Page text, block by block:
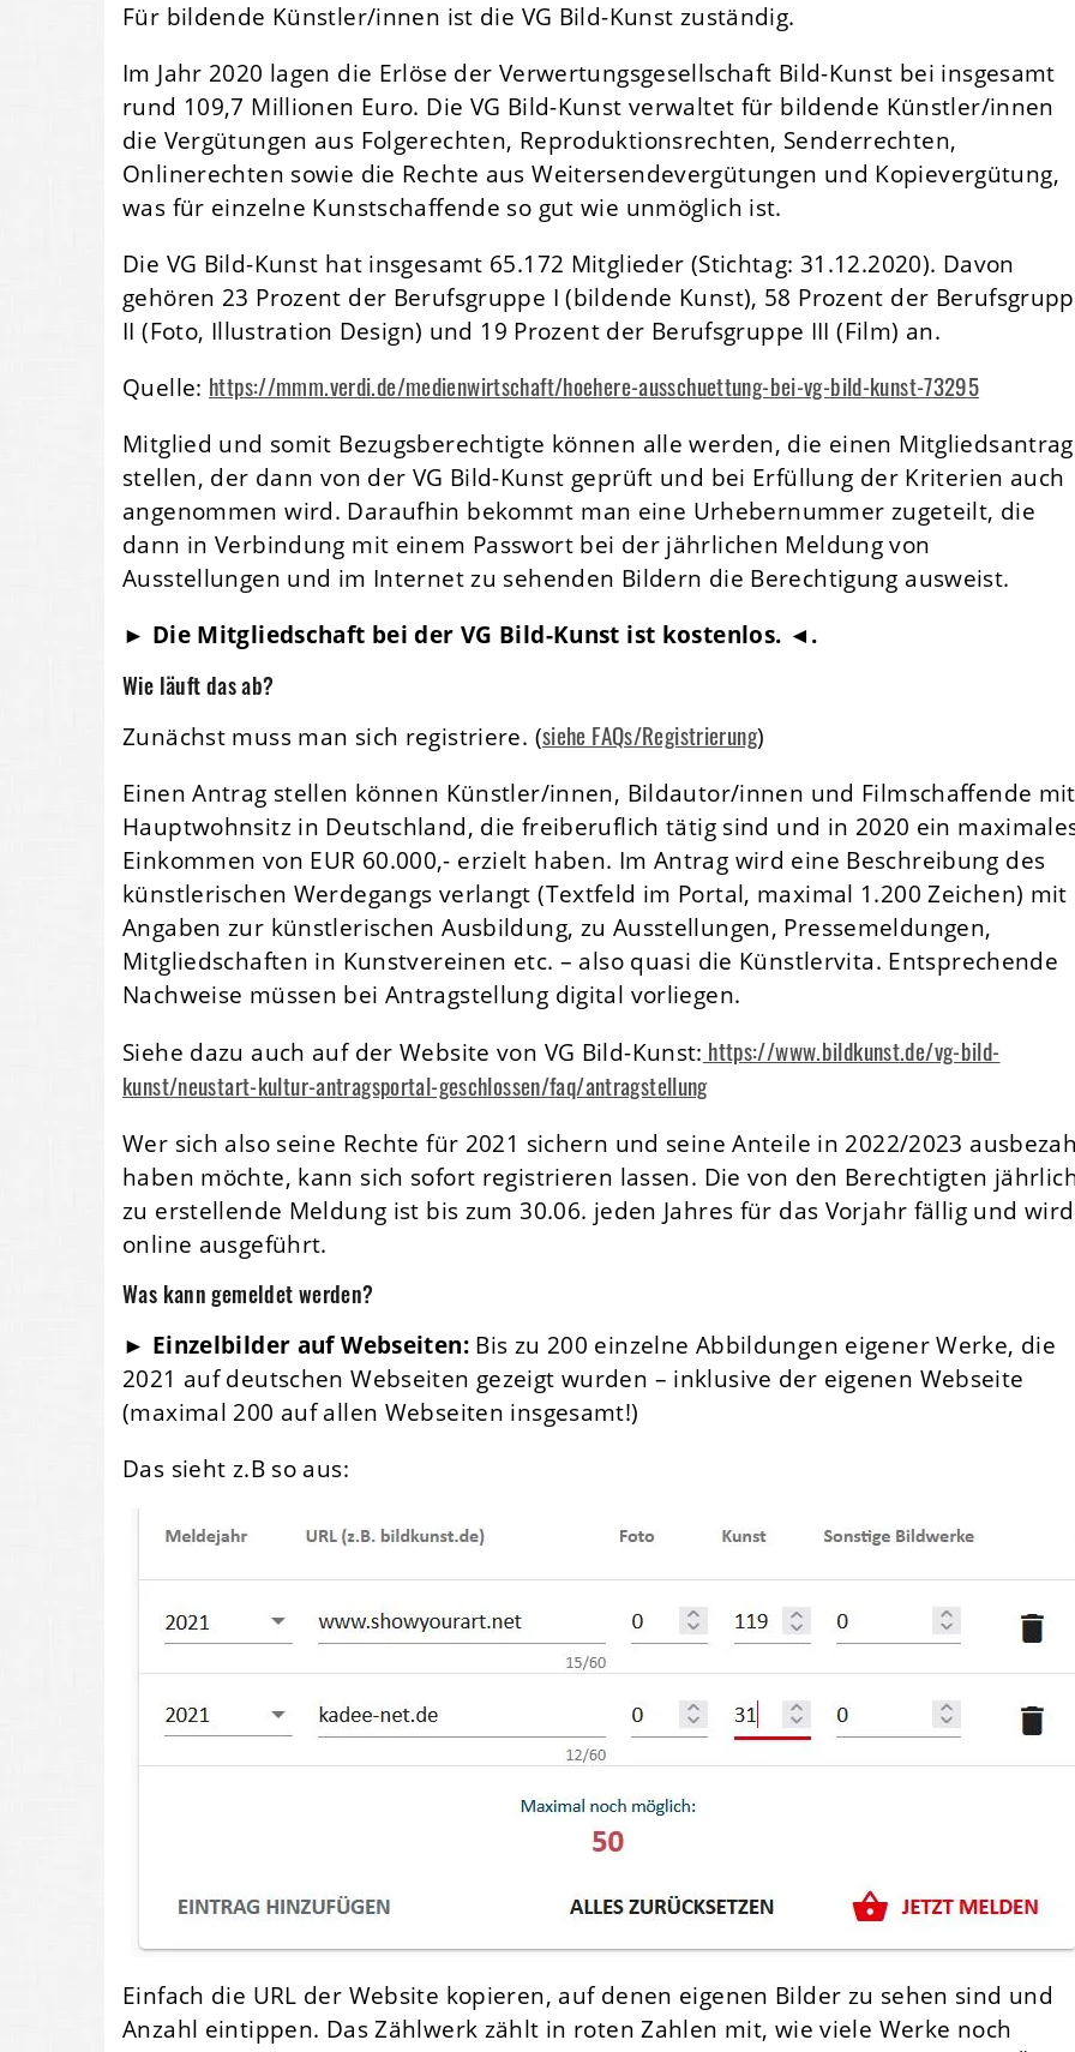
Für bildende Künstler/innen ist die VG Bild-Kunst zuständig.
Im Jahr 2020 lagen die Erlöse der Verwertungsgesellschaft Bild-Kunst bei insgesamt
rund 109,7 Millionen Euro. Die VG Bild-Kunst verwaltet für bildende Künstler/innen
die Vergütungen aus Folgerechten, Reproduktionsrechten, Senderrechten,
Onlinerechten sowie die Rechte aus Weitersendevergütungen und Kopievergütung,
was für einzelne Kunstschaffende so gut wie unmöglich ist.
Die VG Bild-Kunst hat insgesamt 65.172 Mitglieder (Stichtag: 31.12.2020). Davon
gehören 23 Prozent der Berufsgruppe I (bildende Kunst), 58 Prozent der
II (Foto, Illustration Design) und 19 Prozent der Berufsgruppe III (Film) an.
Quelle: https://mmm.verdi.de/medienwirtschaft/hoehere-ausschuettung-bei-vg-bild-kunst-73295
Mitglied und somit Bezugsberechtigte können alle werden, die einen Mitgliedsantrag
stellen, der dann von der VG Bild-Kunst geprüft und bei Erfüllung der Kriterien auch
angenommen wird. Daraufhin bekommt man eine Urhebernummer zugeteilt, die
dann in Verbindung mit einem Passwort bei der jährlichen Meldung von
Ausstellungen und im Internet zu sehenden Bildern die Berechtigung ausweist.
► Die Mitgliedschaft bei der VG Bild-Kunst ist kostenlos. ◄.
Wie läuft das ab?
Zunächst muss man sich registriere. (siehe FAQs/Registrierung)
Einen Antrag stellen können Künstler/innen, Bildautor/innen und Filmschaffende mit
Hauptwohnsitz in Deutschland, die freiberuflich tätig sind und in 2020 ein
Einkommen von EUR 60.000,- erzielt haben. Im Antrag wird eine Beschreibung des
künstlerischen Werdegangs verlangt (Textfeld im Portal, maximal 1.200 Zeichen) mit
Angaben zur künstlerischen Ausbildung, zu Ausstellungen, Pressemeldungen,
Mitgliedschaften in Kunstvereinen etc. – also quasi die Künstlervita. Entsprechende
Nachweise müssen bei Antragstellung digital vorliegen.
Siehe dazu auch auf der Website von VG Bild-Kunst: https://www.bildkunst.de/vg-bild-
kunst/neustart-kultur-antragsportal-geschlossen/faq/antragstellung
Wer sich also seine Rechte für 2021 sichern und seine Anteile in 2022/2023
haben möchte, kann sich sofort registrieren lassen. Die von den Berechtigten
zu erstellende Meldung ist bis zum 30.06. jeden Jahres für das Vorjahr fällig und wird
online ausgeführt.
Was kann gemeldet werden?
► Einzelbilder auf Webseiten:Bis zu 200 einzelne Abbildungen eigener Werke, die
2021 auf deutschen Webseiten gezeigt wurden – inklusive der eigenen Webseite
(maximal 200 auf allen Webseiten insgesamt!)
Das sieht z.B so aus:
Einfach die URL der Website kopieren, auf denen eigenen Bilder zu sehen sind und
Anzahl eintippen. Das Zählwerk zählt in roten Zahlen mit, wie viele Werke noch